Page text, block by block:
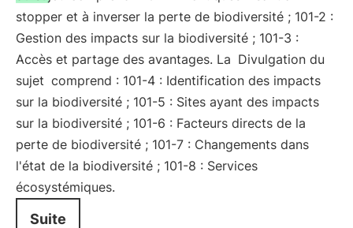
stopper et à inverser la perte de biodiversité ; 101-2 :
Gestion des impacts sur la biodiversité ; 101-3 :
Accès et partage des avantages. La Divulgation du
sujet comprend : 101-4 : Identification des impacts
sur la biodiversité ; 101-5 : Sites ayant des impacts
sur la biodiversité ; 101-6 : Facteurs directs de la
perte de biodiversité ; 101-7 : Changements dans
l'état de la biodiversité ; 101-8 : Services
écosystémiques.
Suite